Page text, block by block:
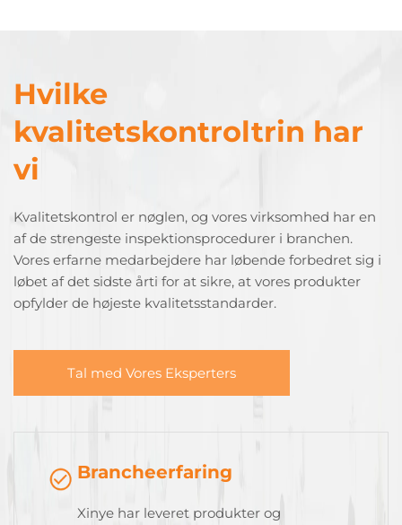
Hvilke
kvalitetskontroltrin har
vi
Kvalitetskontrol er nøglen, og vores virksomhed har en
af de strengeste inspektionsprocedurer i branchen.
Vores erfarne medarbejdere har løbende forbedret sig i
løbet af det sidste årti for at sikre, at vores produkter
opfylder de højeste kvalitetsstandarder.
Tal med Vores Eksperters
Brancheerfaring
Xinye har leveret produkter og